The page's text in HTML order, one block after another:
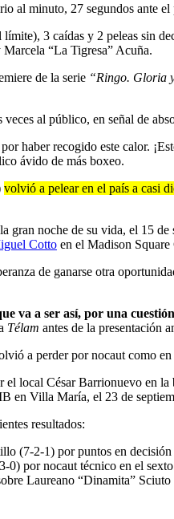
al minuto, 27 segundos ante
3 caídas y 2 peleas sin
“La Tigresa” Acuña.
de la serie “Ringo. Gloria
al público, en señal de
haber recogido este calor.
ávido de más boxeo.
volvió a pelear en el país a casi
gran noche de su vida, el 15
Cotto en el Madison
de ganarse otra
va a ser así, por una
Télam antes de la presentación
a perder por nocaut como en
local César Barrionuevo en
en Villa María, el 23 de
resultados:
(7-2-1) por puntos en
por nocaut técnico en el
Laureano “Dinamita”